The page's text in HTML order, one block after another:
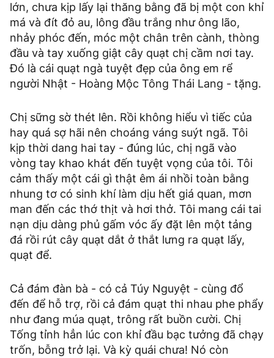
lớn, chưa kịp lấy lại thăng bằng đã bị một con khỉ
má và đít đỏ au, lông đầu trắng như ông lão,
nhảy phóc đến, móc một chân trên cành, thòng
đầu và tay xuống giật cây quạt chị cầm nơi tay.
Đó là cái quạt ngà tuyệt đẹp của ông em rể
người Nhật - Hoàng Mộc Tông Thái Lang - tặng.
Chị sững sờ thét lên. Rồi không hiểu vì tiếc của
hay quá sợ hãi nên choáng váng suýt ngã. Tôi
kịp thời dang hai tay - đúng lúc, chị ngã vào
vòng tay khao khát đến tuyệt vọng của tôi. Tôi
cảm thấy một cái gì thật êm ái nhồi toàn bằng
nhung tơ có sinh khí làm dịu hết giá quan, mơn
man đến các thớ thịt và hơi thở. Tôi mang cái tai
nạn dịu dàng phủ gấm vóc ấy đặt lên một tảng
đá rồi rút cây quạt dắt ở thắt lưng ra quạt lấy,
quạt để.
Cả đám đàn bà - có cả Túy Nguyệt - cùng đổ
đến để hỗ trợ, rồi cả đám quạt thi nhau phe phẩy
như đang múa quạt, trông rất buồn cười. Chị
Tống tỉnh hẳn lúc con khỉ đầu bạc tưởng đã chạy
trốn, bỗng trở lại. Và kỳ quái chưa! Nó còn